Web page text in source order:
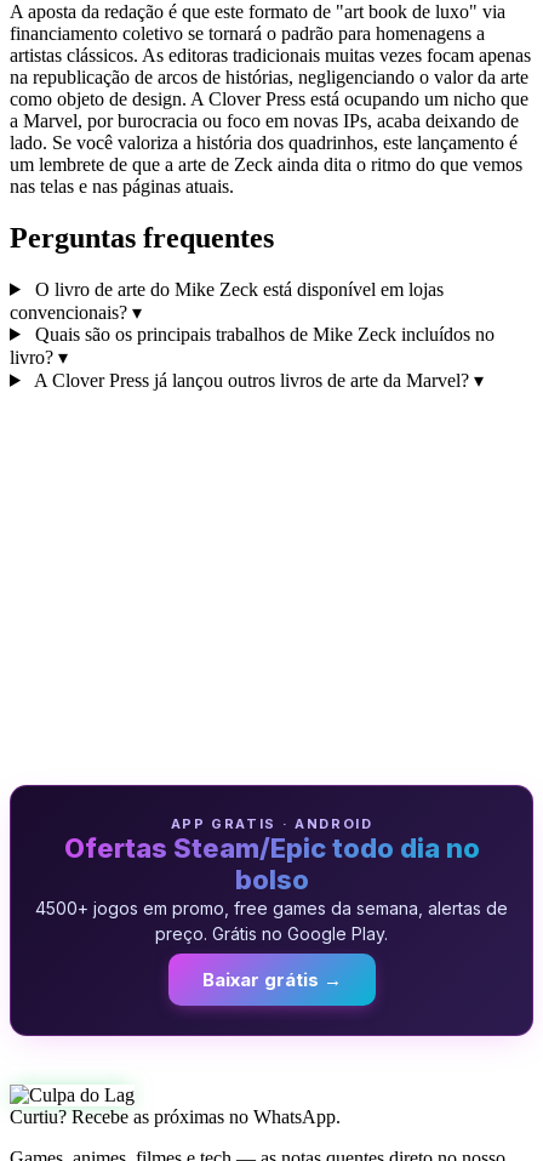
A aposta da redação é que este formato de "art book de luxo" via
financiamento coletivo se tornará o padrão para homenagens a
artistas clássicos. As editoras tradicionais muitas vezes focam apenas
na republicação de arcos de histórias, negligenciando o valor da arte
como objeto de design. A Clover Press está ocupando um nicho que
a Marvel, por burocracia ou foco em novas IPs, acaba deixando de
lado. Se você valoriza a história dos quadrinhos, este lançamento é
um lembrete de que a arte de Zeck ainda dita o ritmo do que vemos
nas telas e nas páginas atuais.
Perguntas frequentes
O livro de arte do Mike Zeck está disponível em lojas
convencionais? ▾
Quais são os principais trabalhos de Mike Zeck incluídos no
livro? ▾
A Clover Press já lançou outros livros de arte da Marvel? ▾
APP GRATIS · ANDROID
Ofertas Steam/Epic todo dia no
bolso
4500+ jogos em promo, free games da semana, alertas de
preço. Grátis no Google Play.
Baixar grátis →
Curtiu? Recebe as próximas no WhatsApp.